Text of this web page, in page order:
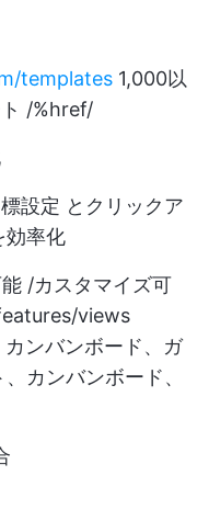
templates 1,000以
ト /%href/
設定 と クリックア
効率化
/カスタマイズ可
views
ンバンボード、ガ
カンバンボード、